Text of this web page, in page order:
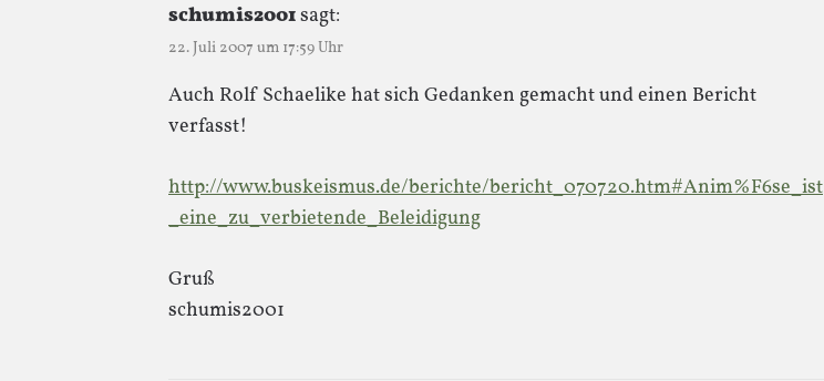
schumis2001sagt:
22. Juli 2007 um 17:59 Uhr
Auch Rolf Schaelike hat sich Gedanken gemacht und einen Bericht
verfasst!
http://www.buskeismus.de/berichte/bericht_070720.htm#Anim%F6se_ist
_eine_zu_verbietende_Beleidigung
Gruß
schumis2001